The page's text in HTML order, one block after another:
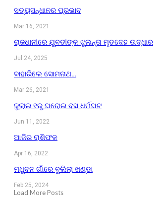
ସତ୍ୟସନ୍ଧାନର ପ୍ରଭାବ
Mar 16, 2021
ରାଜଧାନୀରେ ଯୁବତୀଙ୍କ ଝୁଲନ୍ତା ମୃତଦେହ ଉଦ୍ଧାର
Jul 24, 2025
ବାହାରିଲେ ସୋମନାଥ…
Mar 26, 2021
ଜୁଲାଇ ୧ରୁ ଘରୋଇ ବସ ଧର୍ମଘଟ
Jun 11, 2022
ଆଜିର ରାଶିଫଳ
Apr 16, 2022
ମଧୁବନ ଗାଁରେ ବୁଲିଲା ଖଣ୍ଡା
Feb 25, 2024
Load More Posts